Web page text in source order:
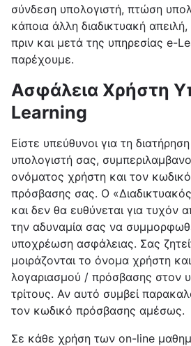
σύνδεση υπολογιστή, πτώση
κάποια άλλη διαδικτυακή
πριν και μετά της υπηρεσίας e-
παρέχουμε.
Ασφάλεια Χρήστη
Learning
Είστε υπεύθυνοι για τη
υπολογιστή σας,
ονόματος χρήστη και τον
πρόσβασης σας. O
και δεν θα ευθύνεται για τυχόν
την αδυναμία σας να
υποχρέωση ασφάλειας. Σας
μοιράζονται το όνομα χρήστη
λογαριασμού / πρόσβασης στον
τρίτους. Αν αυτό συμβεί
τον κωδικό πρόσβασης αμέσως.
Σε κάθε χρήση των on-line